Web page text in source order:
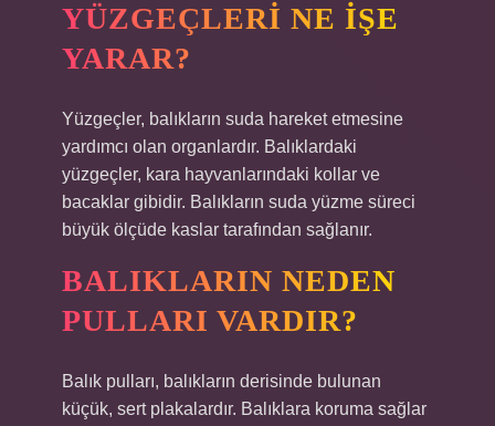
YÜZGEÇLERI NE IŞE
YARAR?
Yüzgeçler, balıkların suda hareket etmesine
yardımcı olan organlardır. Balıklardaki
yüzgeçler, kara hayvanlarındaki kollar ve
bacaklar gibidir. Balıkların suda yüzme süreci
büyük ölçüde kaslar tarafından sağlanır.
BALIKLARIN NEDEN
PULLARI VARDIR?
Balık pulları, balıkların derisinde bulunan
küçük, sert plakalardır. Balıklara koruma sağlar